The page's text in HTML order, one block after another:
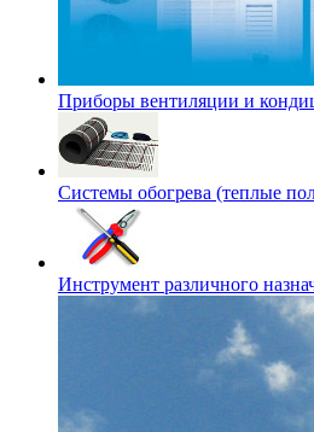
Приборы вентиляции и
Системы обогрева (теплые
Инструмент различного